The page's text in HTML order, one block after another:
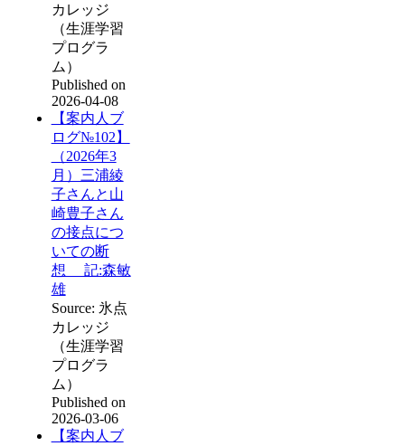
カレッジ
（生涯学習
プログラ
ム）
Published on
2026-04-08
【案内人ブ
ログ№102】
（2026年3
月）三浦綾
子さんと山
崎豊子さん
の接点につ
いての断
想 記:森敏
雄
Source: 氷点
カレッジ
（生涯学習
プログラ
ム）
Published on
2026-03-06
【案内人ブ